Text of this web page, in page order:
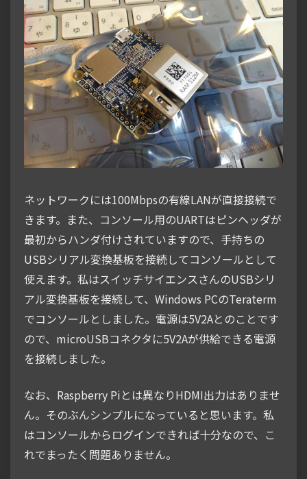
ネットワークには100Mbpsの有線LANが直接接続で
きます。また、コンソール用のUARTはピンヘッダが
最初からハンダ付けされていますので、手持ちの
USBシリアル変換基板を接続してコンソールとして
使えます。私はスイッチサイエンスさんのUSBシリ
アル変換基板を接続して、Windows PCのTeraterm
でコンソールとしました。電源は5V2Aとのことです
ので、microUSBコネクタに5V2Aが供給できる電源
を接続しました。
なお、Raspberry Piとは異なりHDMI出力はありませ
ん。そのぶんシンプルになっていると思います。私
はコンソールからログインできれば十分なので、こ
れでまったく問題ありません。